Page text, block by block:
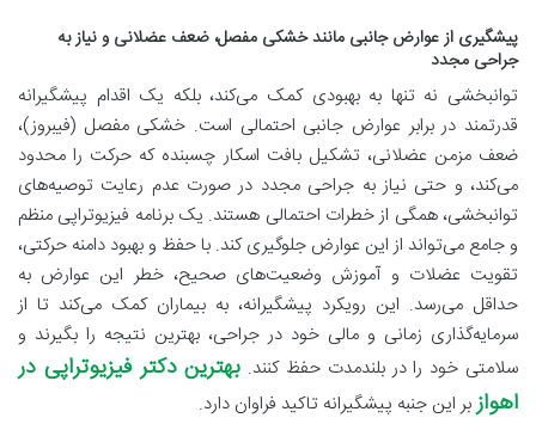
پیشگیری از عوارض جانبی مانند خشکی مفصل، ضعف عضلانی و نیاز به
جراحی مجدد
توانبخشی نه تنها به بهبودی کمک می‌کند، بلکه یک اقدام پیشگیرانه
قدرتمند در برابر عوارض جانبی احتمالی است. خشکی مفصل (فیبروز)،
ضعف مزمن عضلانی، تشکیل بافت اسکار چسبنده که حرکت را محدود
می‌کند، و حتی نیاز به جراحی مجدد در صورت عدم رعایت توصیه‌های
توانبخشی، همگی از خطرات احتمالی هستند. یک برنامه فیزیوتراپی منظم
و جامع می‌تواند از این عوارض جلوگیری کند. با حفظ و بهبود دامنه حرکتی،
تقویت عضلات و آموزش وضعیت‌های صحیح، خطر این عوارض به
حداقل می‌رسد. این رویکرد پیشگیرانه، به بیماران کمک می‌کند تا از
سرمایه‌گذاری زمانی و مالی خود در جراحی، بهترین نتیجه را بگیرند و
سلامتی خود را در بلندمدت حفظ کنند. بهترین دکتر فیزیوتراپی در
اهوازبر این جنبه پیشگیرانه تاکید فراوان دارد.